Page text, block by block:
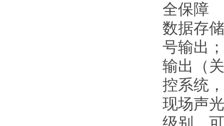
全保障
数据存
号输出
输出（
控系统
现场声
级别，